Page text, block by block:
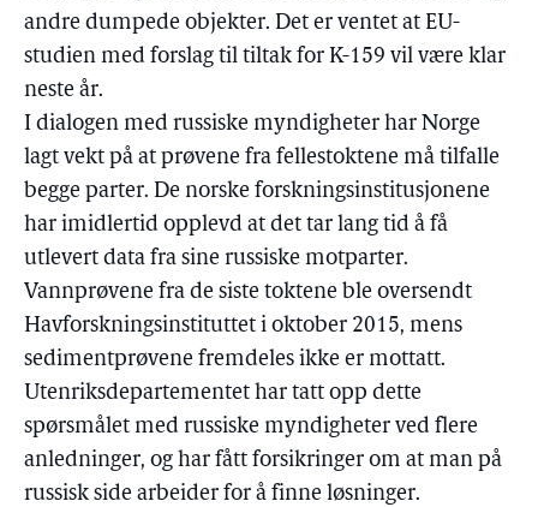
andre dumpede objekter. Det er ventet at EU-
studien med forslag til tiltak for K-159 vil være klar
neste år.
I dialogen med russiske myndigheter har Norge
lagt vekt på at prøvene fra fellestoktene må tilfalle
begge parter. De norske forskningsinstitusjonene
har imidlertid opplevd at det tar lang tid å få
utlevert data fra sine russiske motparter.
Vannprøvene fra de siste toktene ble oversendt
Havforskningsinstituttet i oktober 2015, mens
sedimentprøvene fremdeles ikke er mottatt.
Utenriksdepartementet har tatt opp dette
spørsmålet med russiske myndigheter ved flere
anledninger, og har fått forsikringer om at man på
russisk side arbeider for å finne løsninger.